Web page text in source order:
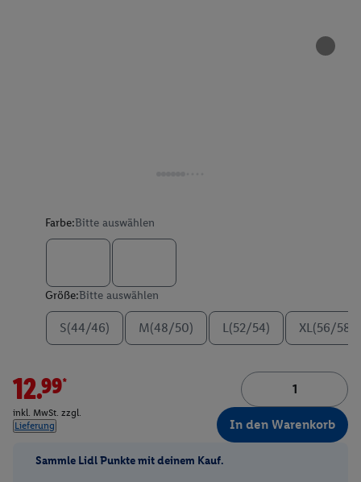
Farbe:Bitte auswählen
Größe:Bitte auswählen
S(44/46) M(48/50) L(52/54) XL(56/58)
12.99*
inkl. MwSt. zzgl.
Lieferung
In den Warenkorb
Sammle Lidl Punkte mit deinem Kauf.